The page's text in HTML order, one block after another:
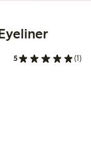
5 (1)